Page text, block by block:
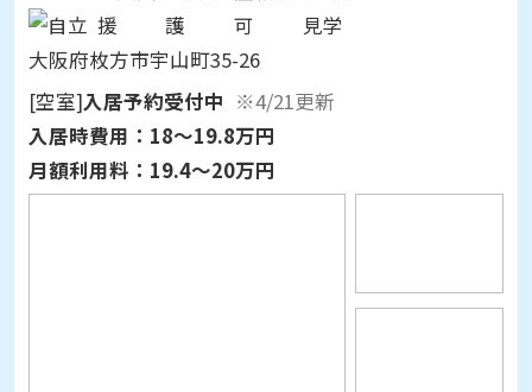
大阪府枚方市宇山町35-26
[空室]入居予約受付中 ※4/21更新
入居時費用：18～19.8万円
月額利用料： 19.4～20万円